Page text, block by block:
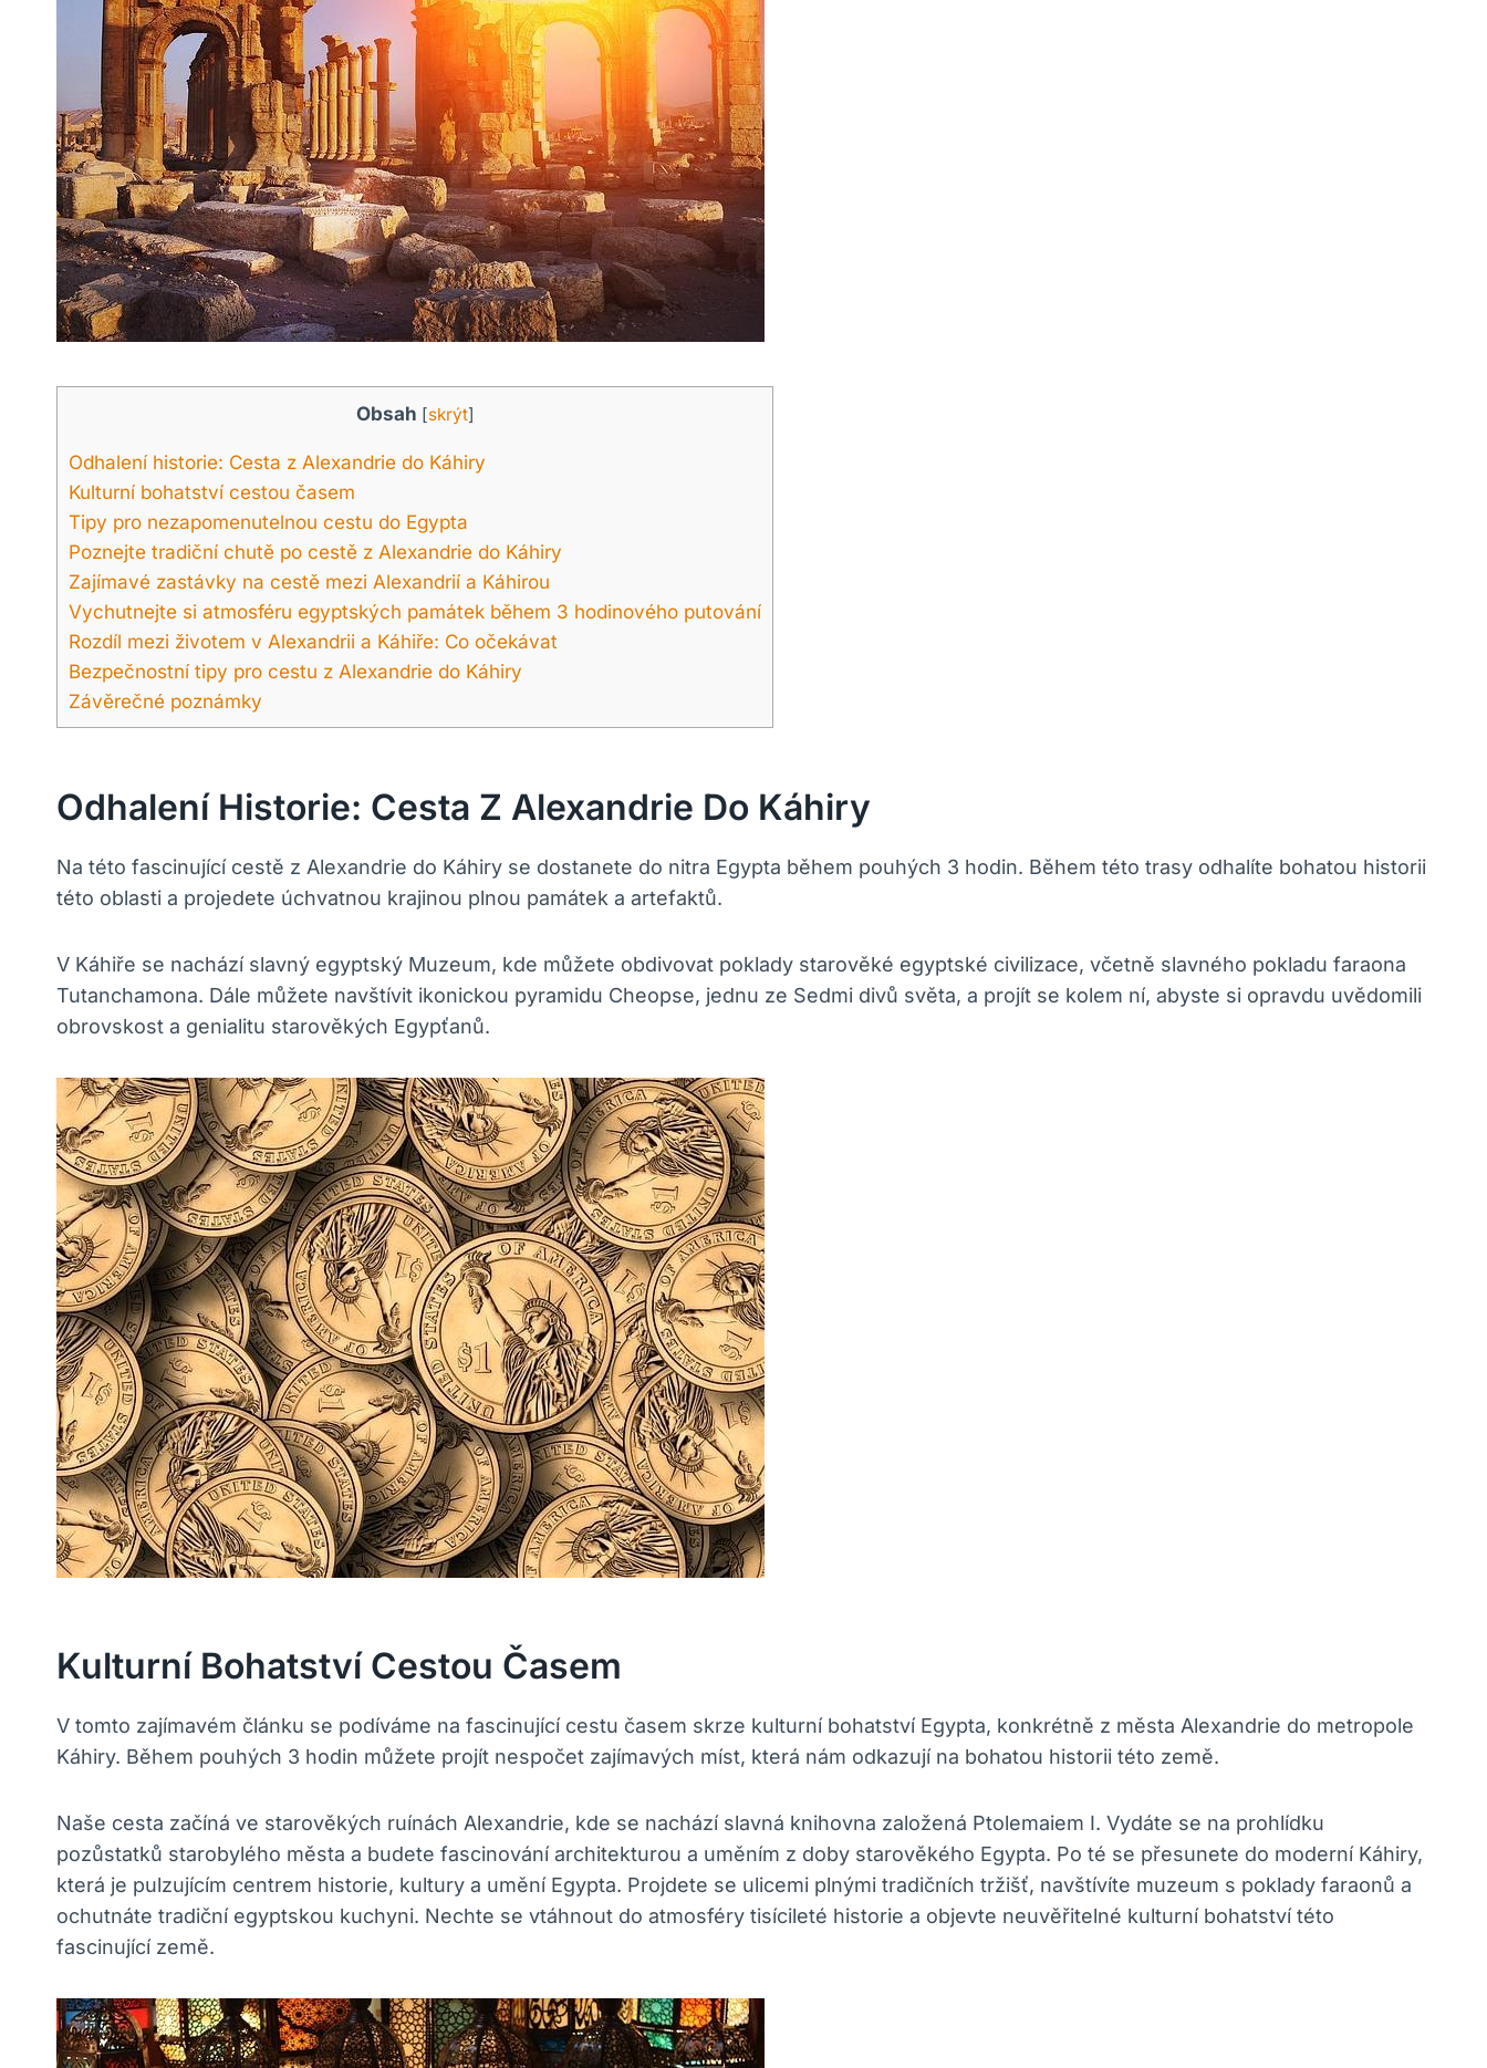
Obsah [skrýt]
Odhalení historie: Cesta z Alexandrie do Káhiry
Kulturní bohatství cestou časem
Tipy pro nezapomenutelnou cestu do Egypta
Poznejte tradiční chutě po cestě z Alexandrie do Káhiry
Zajímavé zastávky na cestě mezi Alexandrií a Káhirou
Vychutnejte si atmosféru egyptských památek během 3 hodinového putování
Rozdíl mezi životem v Alexandrii a Káhiře: Co očekávat
Bezpečnostní tipy pro cestu z Alexandrie do Káhiry
Závěrečné poznámky
Odhalení Historie: Cesta Z Alexandrie Do Káhiry
Na této fascinující cestě z Alexandrie do Káhiry se dostanete do nitra Egypta během pouhých 3 hodin. Během této trasy odhalíte bohatou historii
této oblasti a projedete úchvatnou krajinou plnou památek a artefaktů.
V Káhiře se nachází slavný egyptský Muzeum, kde můžete obdivovat poklady starověké egyptské civilizace, včetně slavného pokladu faraona
Tutanchamona. Dále můžete navštívit ikonickou pyramidu Cheopse, jednu ze Sedmi divů světa, a projít se kolem ní, abyste si opravdu uvědomili
obrovskost a genialitu starověkých Egypťanů.
Kulturní Bohatství Cestou Časem
V tomto zajímavém článku se podíváme na fascinující cestu časem skrze kulturní bohatství Egypta, konkrétně z města Alexandrie do metropole
Káhiry. Během pouhých 3 hodin můžete projít nespočet zajímavých míst, která nám odkazují na bohatou historii této země.
Naše cesta začíná ve starověkých ruínách Alexandrie, kde se nachází slavná knihovna založená Ptolemaiem I. Vydáte se na prohlídku
pozůstatků starobylého města a budete fascinování architekturou a uměním z doby starověkého Egypta. Po té se přesunete do moderní Káhiry,
která je pulzujícím centrem historie, kultury a umění Egypta. Projdete se ulicemi plnými tradičních tržišť, navštívíte muzeum s poklady faraonů a
ochutnáte tradiční egyptskou kuchyni. Nechte se vtáhnout do atmosféry tisícileté historie a objevte neuvěřitelné kulturní bohatství této
fascinující země.